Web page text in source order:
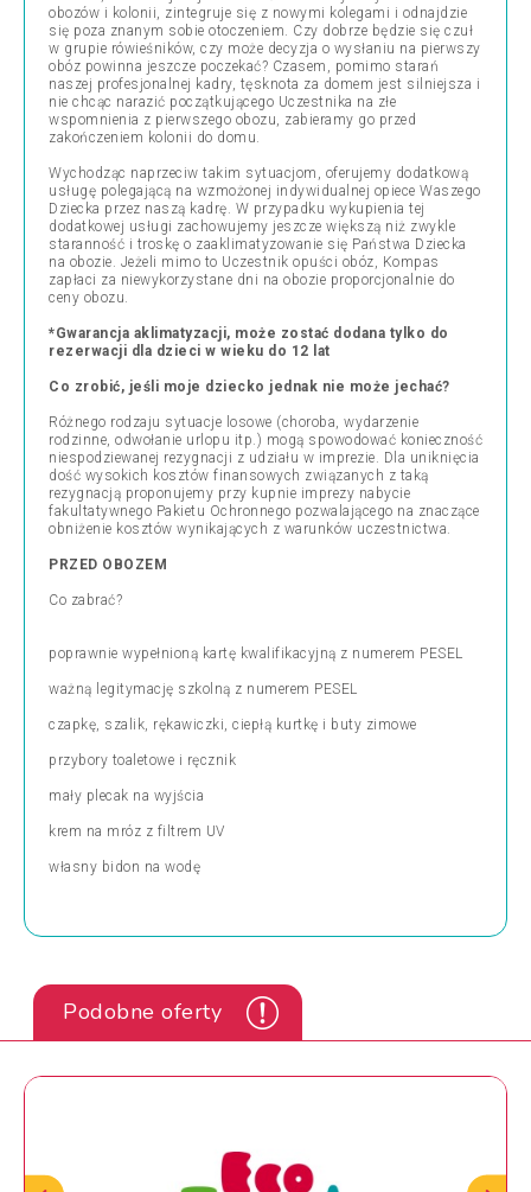
obozów i kolonii, zintegruje się z nowymi kolegami i odnajdzie
się poza znanym sobie otoczeniem. Czy dobrze będzie się czuł
w grupie rówieśników, czy może decyzja o wysłaniu na pierwszy
obóz powinna jeszcze poczekać? Czasem, pomimo starań
naszej profesjonalnej kadry, tęsknota za domem jest silniejsza i
nie chcąc narazić początkującego Uczestnika na złe
wspomnienia z pierwszego obozu, zabieramy go przed
zakończeniem kolonii do domu.
Wychodząc naprzeciw takim sytuacjom, oferujemy dodatkową
usługę polegającą na wzmożonej indywidualnej opiece Waszego
Dziecka przez naszą kadrę. W przypadku wykupienia tej
dodatkowej usługi zachowujemy jeszcze większą niż zwykle
staranność i troskę o zaaklimatyzowanie się Państwa Dziecka
na obozie. Jeżeli mimo to Uczestnik opuści obóz, Kompas
zapłaci za niewykorzystane dni na obozie proporcjonalnie do
ceny obozu.
*Gwarancja aklimatyzacji, może zostać dodana tylko do
rezerwacji dla dzieci w wieku do 12 lat
Co zrobić, jeśli moje dziecko jednak nie może jechać?
Różnego rodzaju sytuacje losowe (choroba, wydarzenie
rodzinne, odwołanie urlopu itp.) mogą spowodować konieczność
niespodziewanej rezygnacji z udziału w imprezie. Dla uniknięcia
dość wysokich kosztów finansowych związanych z taką
rezygnacją proponujemy przy kupnie imprezy nabycie
fakultatywnego Pakietu Ochronnego pozwalającego na znaczące
obniżenie kosztów wynikających z warunków uczestnictwa.
PRZED OBOZEM
Co zabrać?
poprawnie wypełnioną kartę kwalifikacyjną z numerem PESEL
ważną legitymację szkolną z numerem PESEL
czapkę, szalik, rękawiczki, ciepłą kurtkę i buty zimowe
przybory toaletowe i ręcznik
mały plecak na wyjścia
krem na mróz z filtrem UV
własny bidon na wodę
Podobne oferty